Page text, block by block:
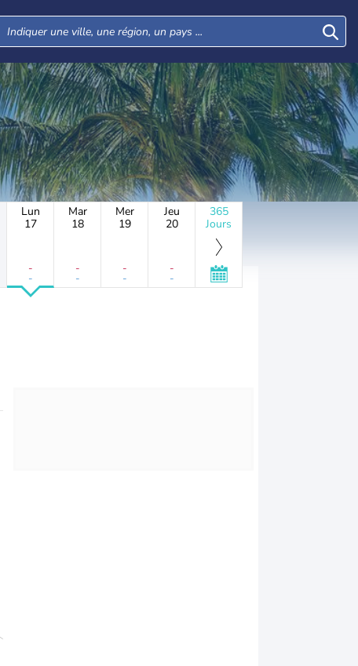
Lun
17
-
-
Mar
18
-
-
Mer
19
-
-
Jeu
20
-
-
365
Jours